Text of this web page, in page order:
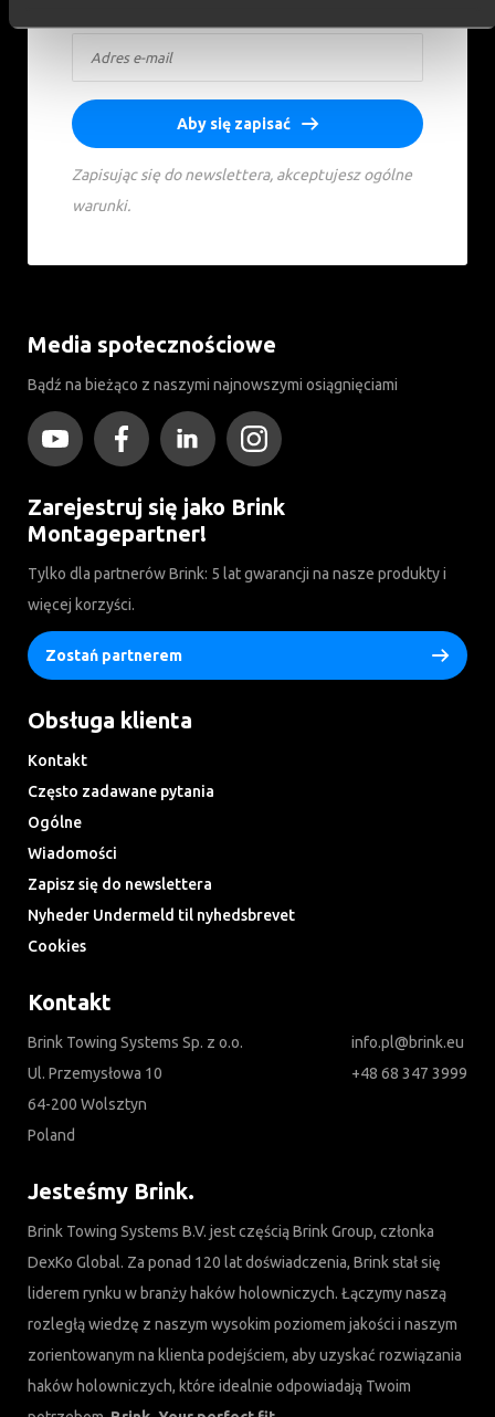
Aby się zapisać
Zapisując się do newslettera, akceptujesz ogólne
warunki.
Media społecznościowe
Bądź na bieżąco z naszymi najnowszymi osiągnięciami
Zarejestruj się jako Brink
Montagepartner!
Tylko dla partnerów Brink: 5 lat gwarancji na nasze produkty i
więcej korzyści.
Zostań partnerem
Obsługa klienta
Kontakt
Często zadawane pytania
Ogólne
Wiadomości
Zapisz się do newslettera
Nyheder Undermeld til nyhedsbrevet
Cookies
Kontakt
Brink Towing Systems Sp. z o.o.
Ul. Przemysłowa 10
64-200 Wolsztyn
Poland
info.pl@brink.eu
+48 68 347 3999
Jesteśmy Brink.
Brink Towing Systems B.V. jest częścią Brink Group, członka
DexKo Global. Za ponad 120 lat doświadczenia, Brink stał się
liderem rynku w branży haków holowniczych. Łączymy naszą
rozległą wiedzę z naszym wysokim poziomem jakości i naszym
zorientowanym na klienta podejściem, aby uzyskać rozwiązania
haków holowniczych, które idealnie odpowiadają Twoim